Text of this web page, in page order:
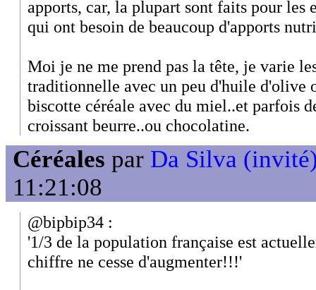
apports, car, la plupart sont faits pour les
qui ont besoin de beaucoup d'apports
Moi je ne me prend pas la tête, je varie
traditionnelle avec un peu d'huile d'olive
biscotte céréale avec du miel..et parfois
croissant beurre..ou chocolatine.
Céréales par Da Silva
11:21:08
@bipbip34 :
'1/3 de la population française est
chiffre ne cesse d'augmenter!!!'